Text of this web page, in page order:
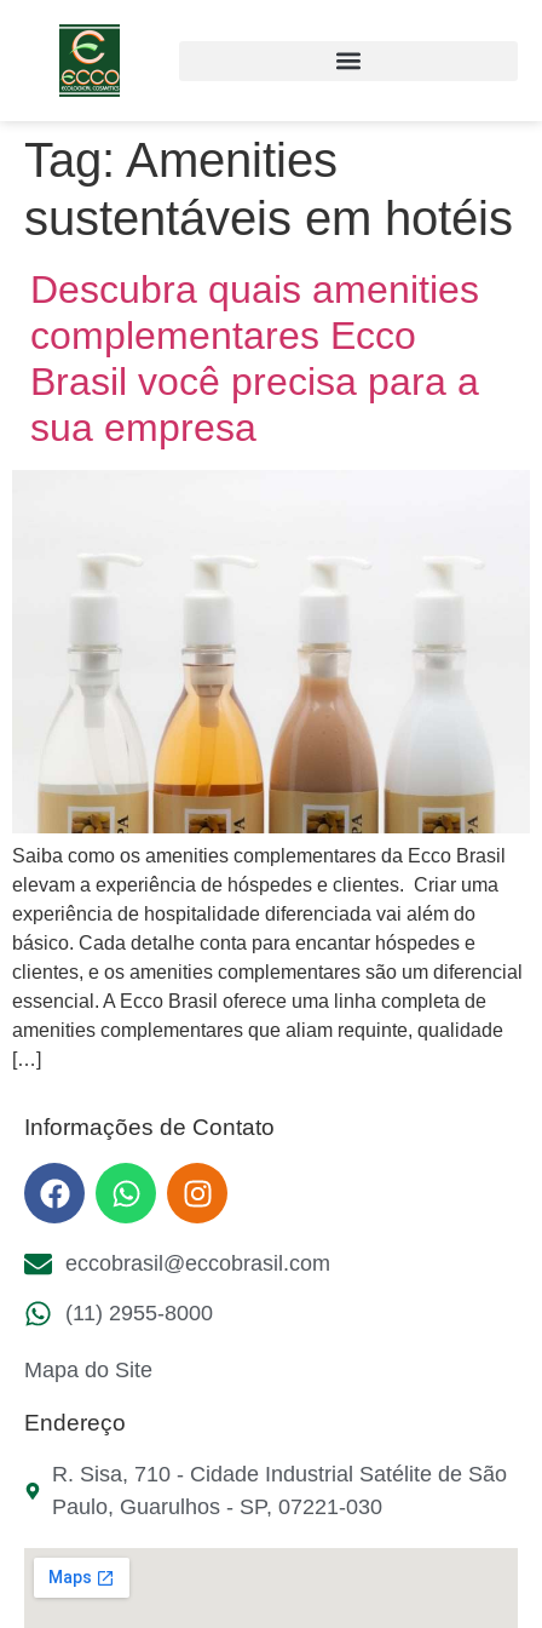
Tag: Amenities
sustentáveis em hotéis
Descubra quais amenities
complementares Ecco
Brasil você precisa para a
sua empresa
Saiba como os amenities complementares da Ecco Brasil
elevam a experiência de hóspedes e clientes. Criar uma
experiência de hospitalidade diferenciada vai além do
básico. Cada detalhe conta para encantar hóspedes e
clientes, e os amenities complementares são um diferencial
essencial. A Ecco Brasil oferece uma linha completa de
amenities complementares que aliam requinte, qualidade
[…]
Informações de Contato
eccobrasil@eccobrasil.com
(11) 2955-8000
Mapa do Site
Endereço
R. Sisa, 710 - Cidade Industrial Satélite de São
Paulo, Guarulhos - SP, 07221-030